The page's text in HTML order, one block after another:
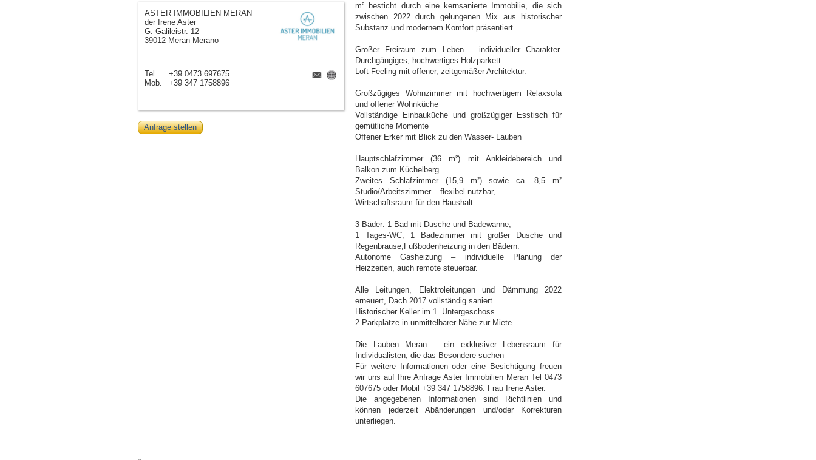
m² besticht durch eine kernsanierte Immobilie, die sich
zwischen 2022 durch gelungenen Mix aus historischer
Substanz und modernem Komfort präsentiert.
Großer Freiraum zum Leben – individueller Charakter.
Durchgängiges, hochwertiges Holzparkett
Loft-Feeling mit offener, zeitgemäßer Architektur.
Großzügiges Wohnzimmer mit hochwertigem Relaxsofa
und offener Wohnküche
Vollständige Einbauküche und großzügiger Esstisch für
gemütliche Momente
Offener Erker mit Blick zu den Wasser- Lauben
Hauptschlafzimmer (36 m²) mit Ankleidebereich und
Balkon zum Küchelberg
Zweites Schlafzimmer (15,9 m²) sowie ca. 8,5 m²
Studio/Arbeitszimmer – flexibel nutzbar,
Wirtschaftsraum für den Haushalt.
3 Bäder: 1 Bad mit Dusche und Badewanne,
1 Tages-WC, 1 Badezimmer mit großer Dusche und
Regenbrause,Fußbodenheizung in den Bädern.
Autonome Gasheizung – individuelle Planung der
Heizzeiten, auch remote steuerbar.
Alle Leitungen, Elektroleitungen und Dämmung 2022
erneuert, Dach 2017 vollständig saniert
Historischer Keller im 1. Untergeschoss
2 Parkplätze in unmittelbarer Nähe zur Miete
Die Lauben Meran – ein exklusiver Lebensraum für
Individualisten, die das Besondere suchen
Für weitere Informationen oder eine Besichtigung freuen
wir uns auf Ihre Anfrage Aster Immobilien Meran Tel 0473
607675 oder Mobil +39 347 1758896. Frau Irene Aster.
Die angegebenen Informationen sind Richtlinien und
können jederzeit Abänderungen und/oder Korrekturen
unterliegen.
ASTER IMMOBILIEN MERAN
der Irene Aster
G. Galileistr. 12
39012 Meran Merano
Tel.
+39 0473 697675
Mob.
+39 347 1758896
Anfrage stellen